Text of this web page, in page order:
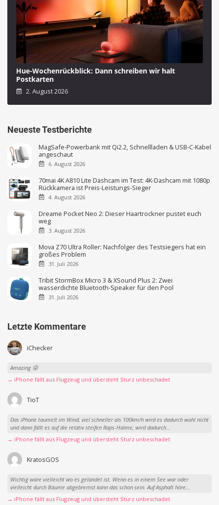
Hue-Wochenrückblick: Dann schreiben wir halt
Postkarten
2. August 2026
Neueste Testberichte
MagSafe-Powerbank mit Qi2.2, Schnellladen & USB-C-Kabel
angeschaut
6. August 2026
70mai 4K A810 Lite Dashcam im Test: 4K-Dashcam mit 1080p
Rückkamera ist Preis-Leistungs-Sieger
4. August 2026
Dreame Pocket Neo 2: Dieser Haartrockner pustet euch
weg
3. August 2026
Mova Z70 Ultra Roller: Nachfolger des Testsiegers hat ein
großes Problem
31. Juli 2026
Tribit StormBox Micro 3 & XSound Plus 2: Zwei
wasserdichte Bluetooth-Speaker für den Pool
31. Juli 2026
Letzte Kommentare
iChecker
Amazing 😜
→ iPhone fällt aus Flugzeug und übersteht Sturz unbeschadet
TioT
Das iPhone taumelt im Wind, viel schneller als 100km/h wird es dadurch wohl nicht
und dann fällt es auf die relativ steifen Raps-Halme, wird dadurch...
→ iPhone fällt aus Flugzeug und übersteht Sturz unbeschadet
KratosGOS
Wichtig wäre vielleicht wo es gelandet ist. Wenn es in einem See war oder
vielleicht durch Bäume abgebremst kann das schon sein. Auf Asphalt höre...
→ iPhone fällt aus Flugzeug und übersteht Sturz unbeschadet